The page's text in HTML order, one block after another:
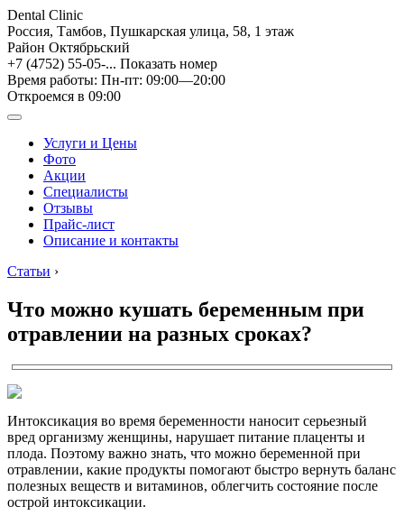
Dental Clinic
Россия, Тамбов, Пушкарская улица, 58, 1 этаж
Район Октябрьский
+7 (4752) 55-05-... Показать номер
Время работы: Пн-пт: 09:00—20:00
Откроемся в 09:00
Услуги и Цены
Фото
Акции
Специалисты
Отзывы
Прайс-лист
Описание и контакты
Статьи ›
Что можно кушать беременным при
отравлении на разных сроках?
Интоксикация во время беременности наносит серьезный
вред организму женщины, нарушает питание плаценты и
плода. Поэтому важно знать, что можно беременной при
отравлении, какие продукты помогают быстро вернуть баланс
полезных веществ и витаминов, облегчить состояние после
острой интоксикации.